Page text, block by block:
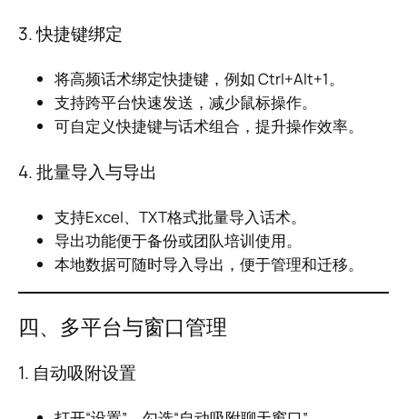
3. 快捷键绑定
将高频话术绑定快捷键，例如 Ctrl+Alt+1。
支持跨平台快速发送，减少鼠标操作。
可自定义快捷键与话术组合，提升操作效率。
4. 批量导入与导出
支持Excel、TXT格式批量导入话术。
导出功能便于备份或团队培训使用。
本地数据可随时导入导出，便于管理和迁移。
四、多平台与窗口管理
1. 自动吸附设置